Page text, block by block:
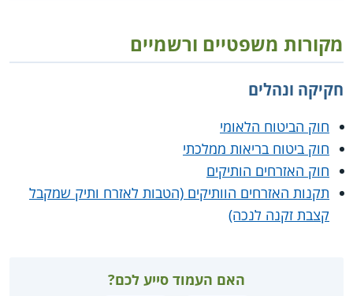
מקורות משפטיים ורשמיים
חקיקה ונהלים
חוק הביטוח הלאומי
חוק ביטוח בריאות ממלכתי
חוק האזרחים הותיקים
תקנות האזרחים הוותיקים (הטבות לאזרח ותיק שמקבל
קצבת זקנה לנכה)
האם העמוד סייע לכם?